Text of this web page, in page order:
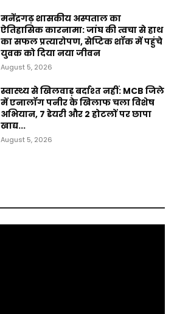
मनेंद्रगढ़ शासकीय अस्पताल का
ऐतिहासिक कारनामा: जांघ की त्वचा से हाथ
का सफल प्रत्यारोपण, सेप्टिक शॉक में पहुंचे
युवक को दिया नया जीवन
August 5, 2026
स्वास्थ्य से खिलवाड़ बर्दाश्त नहीं: MCB जिले
में एनालॉग पनीर के खिलाफ चला विशेष
अभियान, 7 डेयरी और 2 होटलों पर छापा
खाद्य...
August 5, 2026